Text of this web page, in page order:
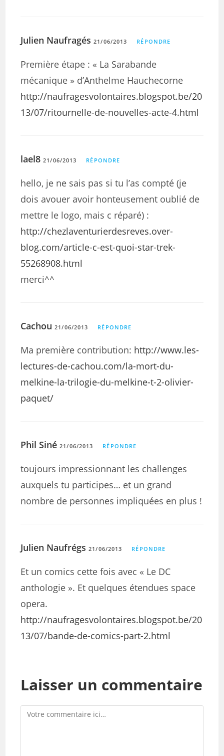
Julien Naufragés 21/06/2013 RÉPONDRE
Première étape : « La Sarabande
mécanique » d’Anthelme Hauchecorne
http://naufragesvolontaires.blogspot.be/20
13/07/ritournelle-de-nouvelles-acte-4.html
lael8 21/06/2013 RÉPONDRE
hello, je ne sais pas si tu l’as compté (je
dois avouer avoir honteusement oublié de
mettre le logo, mais c réparé) :
http://chezlaventurierdesreves.over-
blog.com/article-c-est-quoi-star-trek-
55268908.html
merci^^
Cachou 21/06/2013 RÉPONDRE
Ma première contribution: http://www.les-
lectures-de-cachou.com/la-mort-du-
melkine-la-trilogie-du-melkine-t-2-olivier-
paquet/
Phil Siné 21/06/2013 RÉPONDRE
toujours impressionnant les challenges
auxquels tu participes… et un grand
nombre de personnes impliquées en plus !
Julien Naufrégs 21/06/2013 RÉPONDRE
Et un comics cette fois avec « Le DC
anthologie ». Et quelques étendues space
opera.
http://naufragesvolontaires.blogspot.be/20
13/07/bande-de-comics-part-2.html
Laisser un commentaire